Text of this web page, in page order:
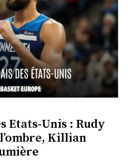
Etats-Unis : Rudy
Killian